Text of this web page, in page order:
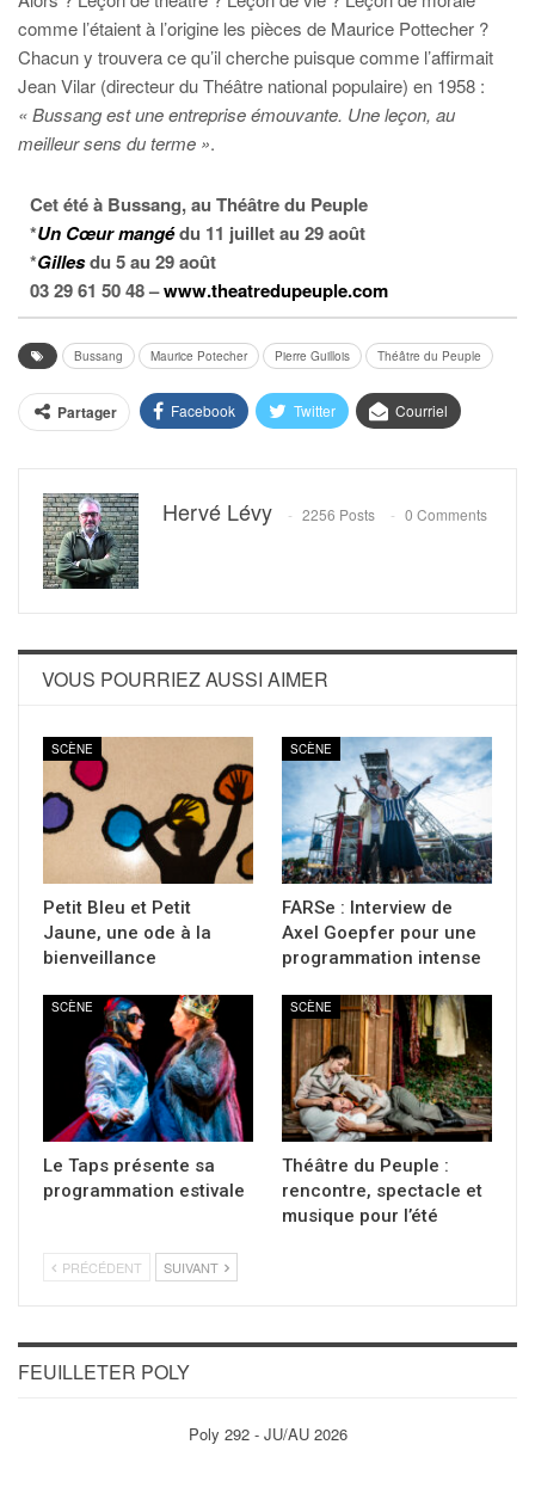
comme l’étaient à l’origine les pièces de Maurice Pottecher ?
Chacun y trouvera ce qu’il cherche puisque comme l’affirmait
Jean Vilar (directeur du Théâtre national populaire) en 1958 :
« Bussang est une entreprise émouvante. Une leçon, au
meilleur sens du terme ».
Cet été à Bussang, au Théâtre du Peuple
*Un Cœur mangédu 11 juillet au 29 août
*Gillesdu 5 au 29 août
03 29 61 50 48 –www.theatredupeuple.com
Bussang Maurice Potecher Pierre Guillois Théâtre du Peuple
Partager Facebook Twitter Courriel
Hervé Lévy 2256 Posts 0 Comments
VOUS POURRIEZ AUSSI AIMER
SCÈNE
Petit Bleu et Petit
Jaune, une ode à la
bienveillance
SCÈNE
FARSe : Interview de
Axel Goepfer pour une
programmation intense
SCÈNE
Le Taps présente sa
programmation estivale
SCÈNE
Théâtre du Peuple :
rencontre, spectacle et
musique pour l’été
PRÉCÉDENT SUIVANT
FEUILLETER POLY
Poly 292 - JU/AU 2026